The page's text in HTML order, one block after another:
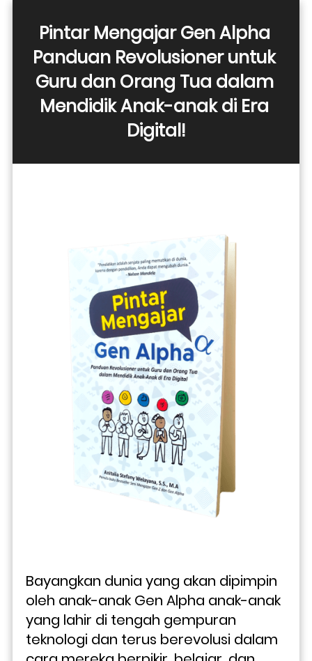
Pintar Mengajar Gen Alpha
Panduan Revolusioner untuk
Guru dan Orang Tua dalam
Mendidik Anak-anak di Era
Digital!
Bayangkan dunia yang akan dipimpin
oleh anak-anak Gen Alpha anak-anak
yang lahir di tengah gempuran
teknologi dan terus berevolusi dalam